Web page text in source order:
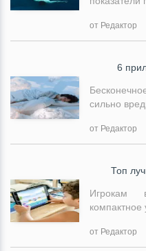
от Редактор
6
сильно
от Редактор
Топ
Игрокам
компактное
от Редактор